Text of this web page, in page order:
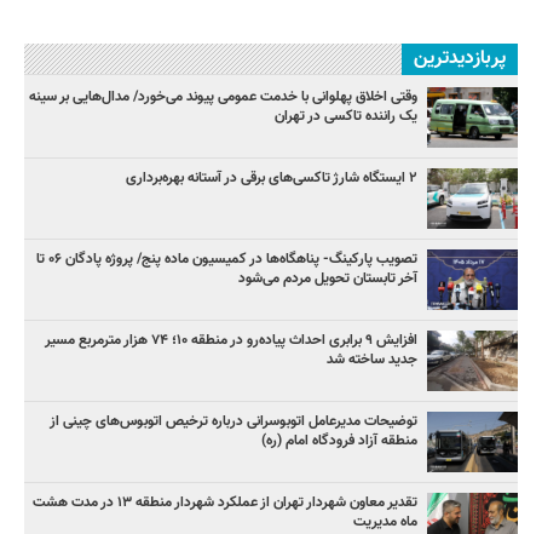
پربازدیدترین
وقتی اخلاق پهلوانی با خدمت عمومی پیوند می‌خورد/ مدال‌هایی بر سینه
یک راننده تاکسی در تهران
۲ ایستگاه شارژ تاکسی‌های برقی در آستانه بهره‌برداری
تصویب پارکینگ- پناهگاه‌ها در کمیسیون ماده پنج/ پروژه پادگان ۰۶ تا
آخر تابستان تحویل مردم می‌شود
افزایش ۹ برابری احداث پیاده‌رو در منطقه ۱۰؛ ۷۴ هزار مترمربع مسیر
جدید ساخته شد
توضیحات مدیرعامل اتوبوسرانی درباره ترخیص اتوبوس‌های چینی از
منطقه آزاد فرودگاه امام (ره)
تقدیر معاون شهردار تهران از عملکرد شهردار منطقه ۱۳ در مدت هشت
ماه مدیریت